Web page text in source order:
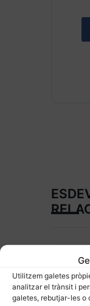
Utilitzem galetes
analitzar el trànsit i
galetes, rebutjar-les o